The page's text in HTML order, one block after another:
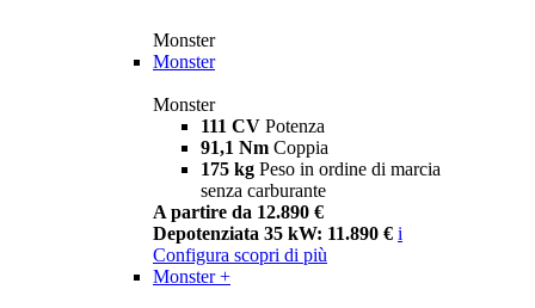
Monster
Monster
Monster
111 CV Potenza
91,1 Nm Coppia
175 kg Peso in ordine di marcia
senza carburante
A partire da 12.890 €
Depotenziata 35 kW: 11.890 € i
Configura scopri di più
Monster +